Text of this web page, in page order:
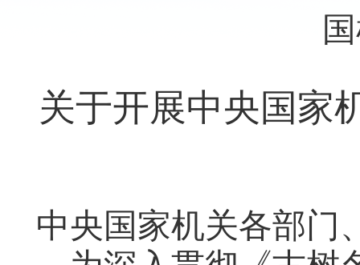
关于开展中央国家
中央国家机关各部门